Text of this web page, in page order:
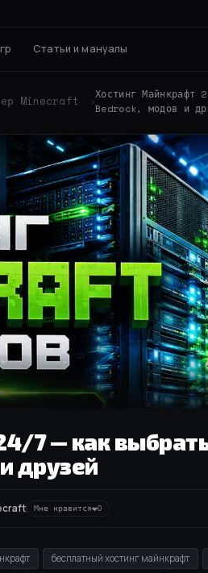
Статьи и мануалы
Minecraft ›
Хостинг Майнкрафт
Bedrock, модов и
7 — как
друзей
Мне нравится❤0
бесплатный хостинг майнкрафт